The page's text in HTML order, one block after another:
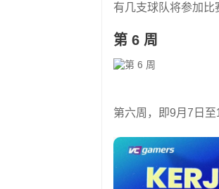
有几支球队将参加比
第 6 周
第六周，即9月7日至